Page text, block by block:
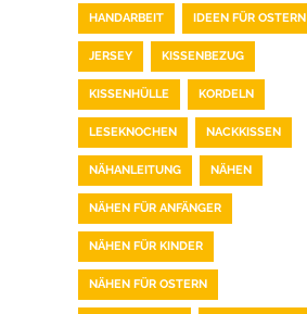
HANDARBEIT IDEEN FÜR OSTERN
JERSEY KISSENBEZUG
KISSENHÜLLE KORDELN
LESEKNOCHEN NACKKISSEN
NÄHANLEITUNG NÄHEN
NÄHEN FÜR ANFÄNGER
NÄHEN FÜR KINDER
NÄHEN FÜR OSTERN